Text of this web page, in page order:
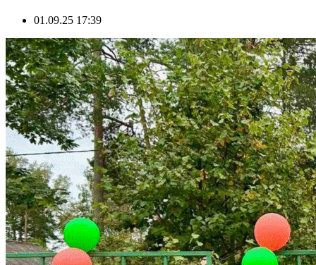
01.09.25 17:39